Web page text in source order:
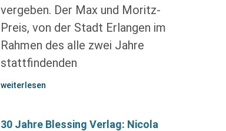
vergeben. Der Max und Moritz-
Preis, von der Stadt Erlangen im
Rahmen des alle zwei Jahre
stattfindenden
weiterlesen
30 Jahre Blessing Verlag: Nicola